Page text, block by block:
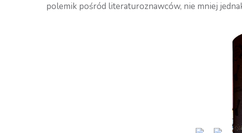
polemik pośród literaturoznawców, nie mniej